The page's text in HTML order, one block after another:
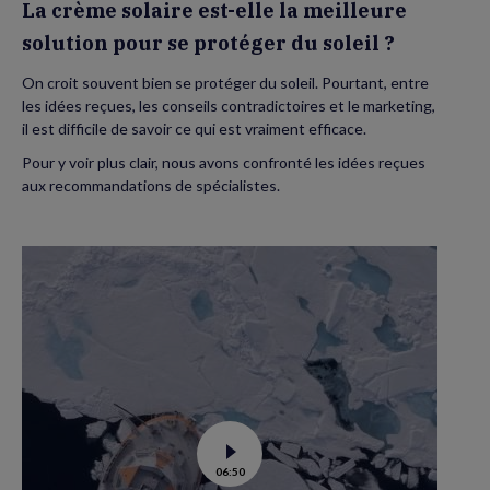
soleil
La crème solaire est-elle la meilleure
solution pour se protéger du soleil ?
On croit souvent bien se protéger du soleil. Pourtant, entre
les idées reçues, les conseils contradictoires et le marketing,
il est difficile de savoir ce qui est vraiment efficace.
Pour y voir plus clair, nous avons confronté les idées reçues
aux recommandations de spécialistes.
Voir
la
06:50